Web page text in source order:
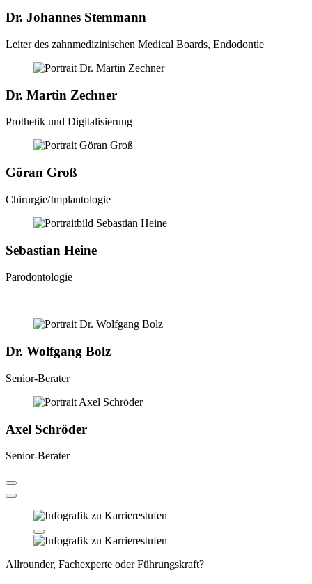
Dr. Johannes Stemmann
Leiter des zahnmedizinischen Medical Boards, Endodontie
Dr. Martin Zechner
Prothetik und Digitalisierung
Göran Groß
Chirurgie/Implantologie
Sebastian Heine
Parodontologie
Dr. Wolfgang Bolz
Senior-Berater
Axel Schröder
Senior-Berater
Allrounder, Fachexperte oder Führungskraft?